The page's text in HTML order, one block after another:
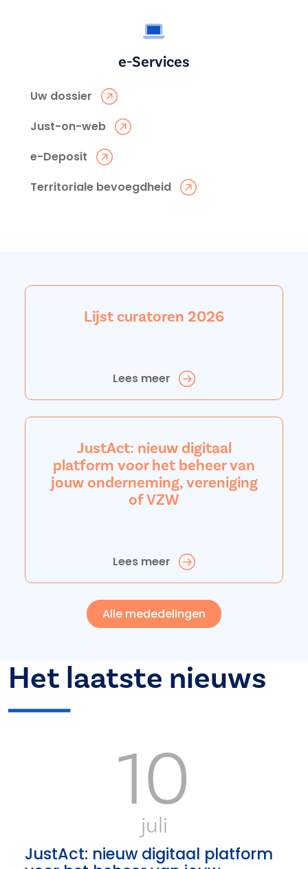
e-Services
Uw dossier
Just-on-web
e-Deposit
Territoriale bevoegdheid
Lijst curatoren 2026
Lees meer
JustAct: nieuw digitaal
platform voor het beheer van
jouw onderneming, vereniging
of VZW
Lees meer
Alle mededelingen
Het laatste nieuws
10
juli
JustAct: nieuw digitaal platform